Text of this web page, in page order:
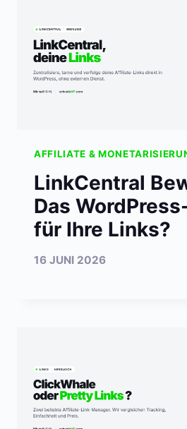
AFFILIATE &
LinkCentral
Das
für Ihre Links?
16 JUNI 2026